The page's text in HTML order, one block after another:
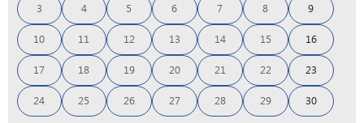
3 4 5 6 7 8 9
10 11 12 13 14 15 16
17 18 19 20 21 22 23
24 25 26 27 28 29 30